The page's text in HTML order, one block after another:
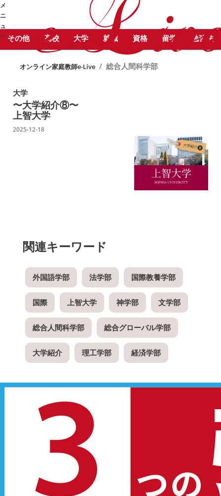
メ
ニ
ュ
ー
STUDY COLUMN
勉強コラム
総合人間科学部 に関する記事をピッ
クアップしています。
その他
高校 大学 就職 資格 留学 勉強法
オンライン家庭教師e-Live / 総合人間科学部
大学
〜大学紹介⑧〜
上智大学
2025-12-18
関連キーワード
外国語学部 法学部 国際教養学部
国際 上智大学 神学部 文学部
総合人間科学部 総合グローバル学部
大学紹介 理工学部 経済学部